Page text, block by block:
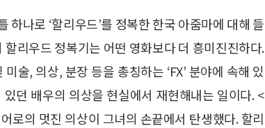
나로 ‘할리우드’를 정복한 한국 아줌마에 대해 들
리우드 정복기는 어떤 영화보다 더 흥미진진하다.
술, 의상, 분장 등을 총칭하는 ‘FX’ 분야에 속해 있
던 배우의 의상을 현실에서 재현해내는 일이다. <
로의 멋진 의상이 그녀의 손끝에서 탄생했다. 할리